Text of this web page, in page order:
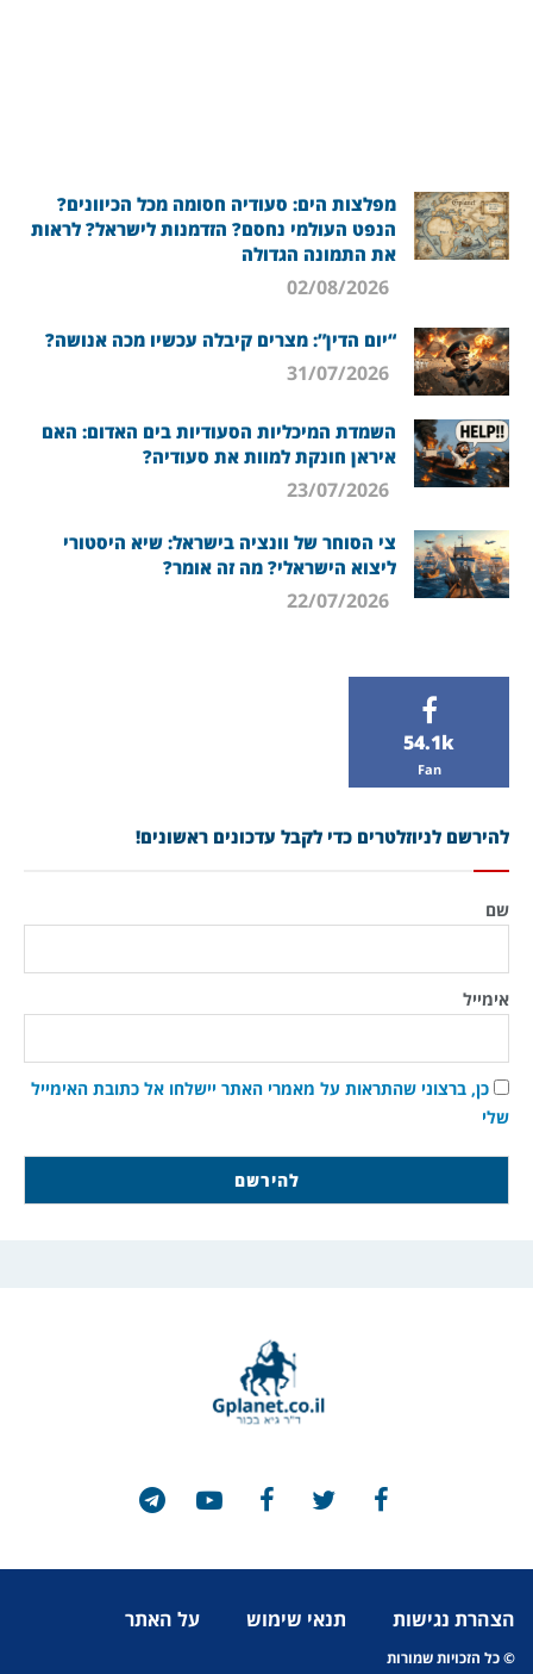
מפלצות הים: סעודיה חסומה מכל הכיוונים?
הנפט העולמי נחסם? הזדמנות לישראל? לראות
את התמונה הגדולה
“יום הדין”: מצרים קיבלה עכשיו מכה אנושה?
השמדת המיכליות הסעודיות בים האדום: האם
איראן חונקת למוות את סעודיה?
צי הסוחר של וונציה בישראל: שיא היסטורי
ליצוא הישראלי? מה זה אומר?
54.1k
Fan
להירשם לניוזלטרים כדי לקבל עדכונים ראשונים!
שם
אימייל
כן, ברצוני שהתראות על מאמרי האתר יישלחו אל כתובת האימייל
שלי
הצהרת נגישות תנאי שימוש על האתר
© כל הזכויות שמורות